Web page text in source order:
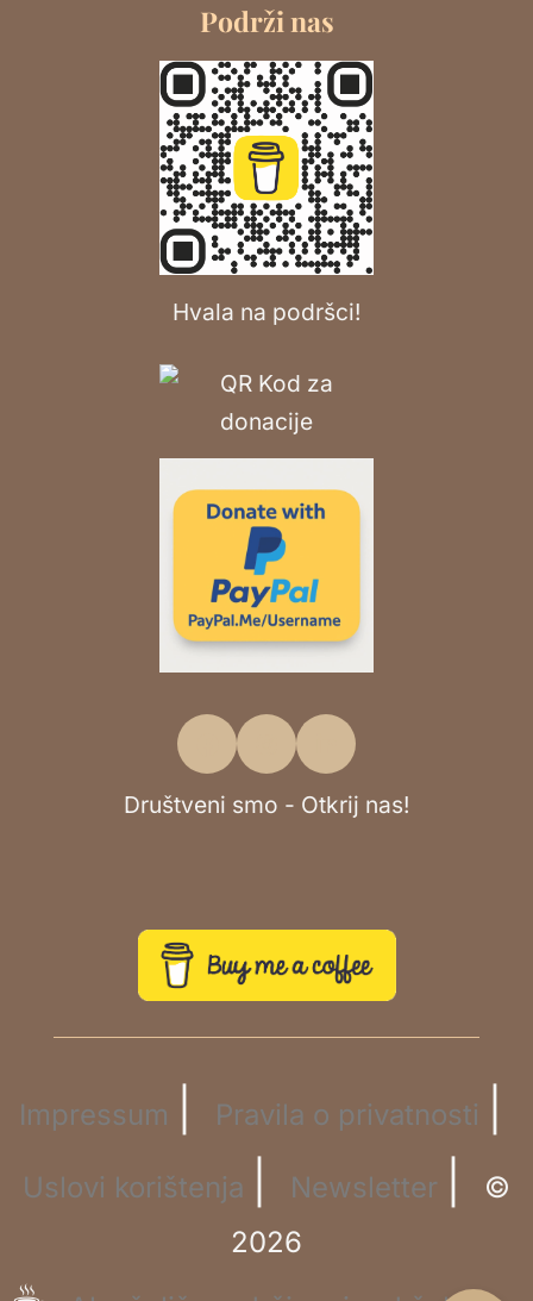
Podrži nas
Hvala na podršci!
Društveni smo - Otkrij nas!
Impressum Pravila o privatnosti
Uslovi korištenja Newsletter
©
2026